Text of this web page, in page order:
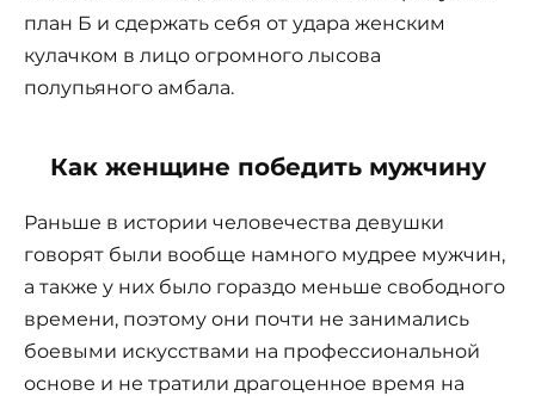
план Б и сдержать себя от удара женским
кулачком в лицо огромного лысова
полупьяного амбала.
Как женщине победить мужчину
Раньше в истории человечества девушки
говорят были вообще намного мудрее мужчин,
а также у них было гораздо меньше свободного
времени, поэтому они почти не занимались
боевыми искусствами на профессиональной
основе и не тратили драгоценное время на